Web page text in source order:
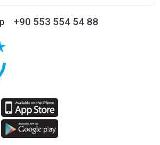
+90 553 554 54 88